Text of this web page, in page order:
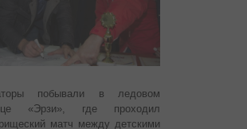
побывали в ледовом
«Эрзи», где проходил
матч между детскими